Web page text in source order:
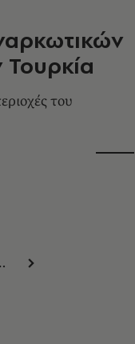
του